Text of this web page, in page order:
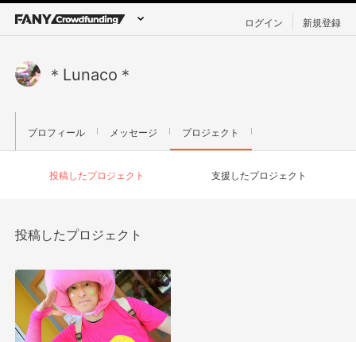
ログイン 新規登録
＊Lunaco＊
プロフィール メッセージ プロジェクト
投稿したプロジェクト 支援したプロジェクト
投稿したプロジェクト